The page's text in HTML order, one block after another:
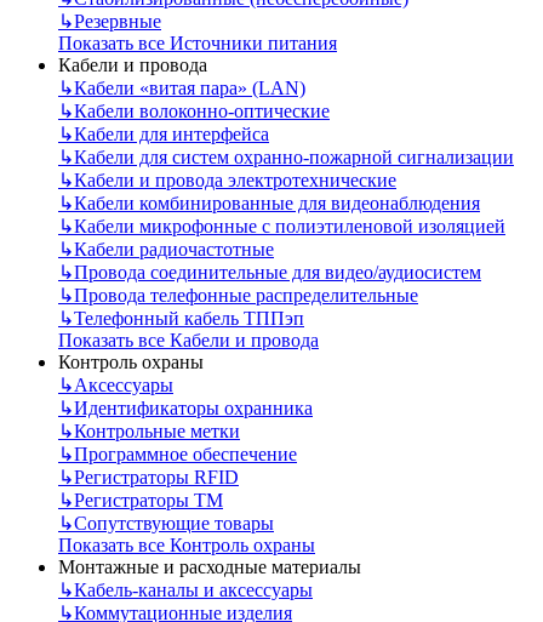
↳Резервные
Показать все Источники питания
Кабели и провода
↳Кабели «витая пара» (LAN)
↳Кабели волоконно-оптические
↳Кабели для интерфейса
↳Кабели для систем охранно-пожарной сигнализации
↳Кабели и провода электротехнические
↳Кабели комбинированные для видеонаблюдения
↳Кабели микрофонные с полиэтиленовой изоляцией
↳Кабели радиочастотные
↳Провода соединительные для видео/аудиосистем
↳Провода телефонные распределительные
↳Телефонный кабель ТППэп
Показать все Кабели и провода
Контроль охраны
↳Аксессуары
↳Идентификаторы охранника
↳Контрольные метки
↳Программное обеспечение
↳Регистраторы RFID
↳Регистраторы ТМ
↳Сопутствующие товары
Показать все Контроль охраны
Монтажные и расходные материалы
↳Кабель-каналы и аксессуары
↳Коммутационные изделия